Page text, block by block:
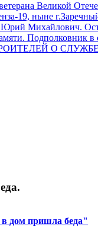
Великой
19, ныне
Михайлович.
Подполковник
О СЛУЖБЕ
дом пришла беда"